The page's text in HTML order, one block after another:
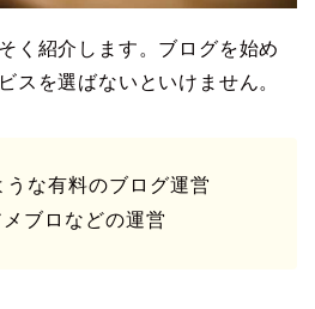
く紹介します。ブログを始め
スを選ばないといけません。
な有料のブログ運営
ブロなどの運営